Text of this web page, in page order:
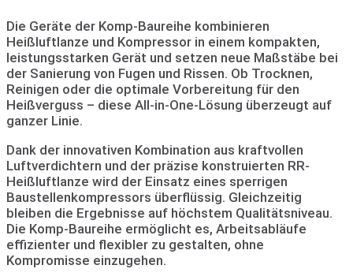
Die Geräte der Komp-Baureihe kombinieren
Heißluftlanze und Kompressor in einem kompakten,
leistungsstarken Gerät und setzen neue Maßstäbe bei
der Sanierung von Fugen und Rissen. Ob Trocknen,
Reinigen oder die optimale Vorbereitung für den
Heißverguss – diese All-in-One-Lösung überzeugt auf
ganzer Linie.
Dank der innovativen Kombination aus kraftvollen
Luftverdichtern und der präzise konstruierten RR-
Heißluftlanze wird der Einsatz eines sperrigen
Baustellenkompressors überflüssig. Gleichzeitig
bleiben die Ergebnisse auf höchstem Qualitätsniveau.
Die Komp-Baureihe ermöglicht es, Arbeitsabläufe
effizienter und flexibler zu gestalten, ohne
Kompromisse einzugehen.